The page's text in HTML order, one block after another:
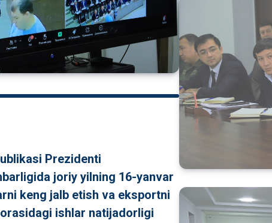
Prezidenti
joriy yilning 16-yanvar
keng jalb etish va eksportni
ishlar natijadorligi